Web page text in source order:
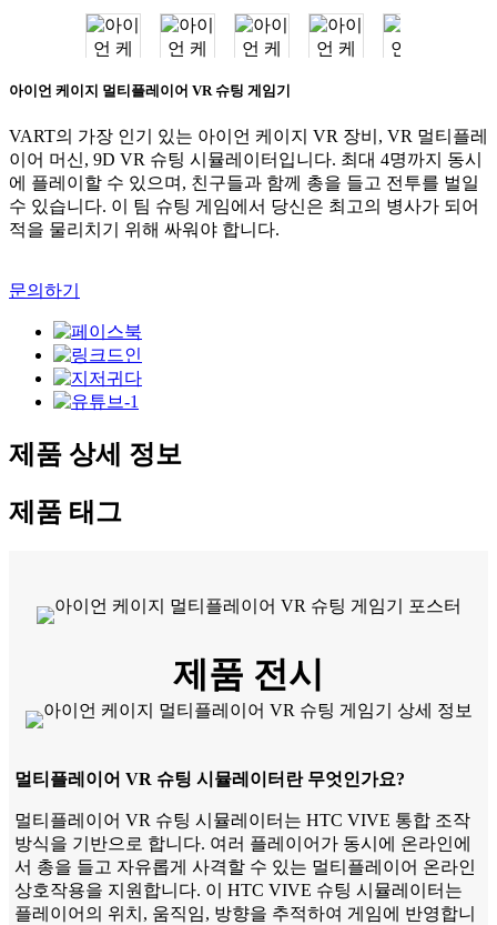
아이언 케이지 멀티플레이어 VR 슈팅 게임기
VART의 가장 인기 있는 아이언 케이지 VR 장비, VR 멀티플레
이어 머신, 9D VR 슈팅 시뮬레이터입니다. 최대 4명까지 동시
에 플레이할 수 있으며, 친구들과 함께 총을 들고 전투를 벌일
수 있습니다. 이 팀 슈팅 게임에서 당신은 최고의 병사가 되어
적을 물리치기 위해 싸워야 합니다.
문의하기
제품 상세 정보
제품 태그
제품 전시
멀티플레이어 VR 슈팅 시뮬레이터란 무엇인가요?
멀티플레이어 VR 슈팅 시뮬레이터는 HTC VIVE 통합 조작
방식을 기반으로 합니다. 여러 플레이어가 동시에 온라인에
서 총을 들고 자유롭게 사격할 수 있는 멀티플레이어 온라인
상호작용을 지원합니다. 이 HTC VIVE 슈팅 시뮬레이터는
플레이어의 위치, 움직임, 방향을 추적하여 게임에 반영합니